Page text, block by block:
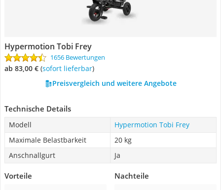
Hypermotion Tobi Frey
1656 Bewertungen
ab 83,00 € ( Sofort lieferbar)
Preisvergleich und weitere Angebote
Technische Details
Modell
Hypermotion Tobi Frey
Maximale Belastbarkeit
20 kg
Anschnallgurt
Ja
Vorteile Nachteile